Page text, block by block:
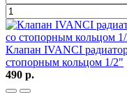
Клапан IVANCI
стопорным кольцом 1/2"
490 р.